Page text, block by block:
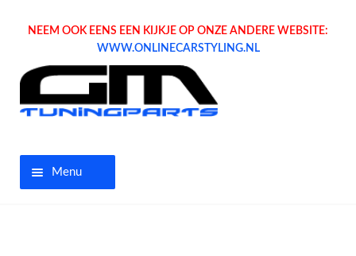
NEEM OOK EENS EEN KIJKJE OP ONZE ANDERE WEBSITE:
WWW.ONLINECARSTYLING.NL
Menu